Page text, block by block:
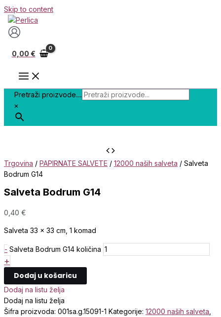
Skip to content
0,00 €
Pretraži proizvode...
×
Trgovina / PAPIRNATE SALVETE / 12000 naših salveta / Salveta
Bodrum G14
Salveta Bodrum G14
0,40 €
Salveta 33 x 33 cm, 1 komad
- Salveta Bodrum G14 količina
+
Dodaj u košaricu
Dodaj na listu želja
Dodaj na listu želja
Šifra proizvoda: 001sa.g.15091-1 Kategorije: 12000 naših salveta